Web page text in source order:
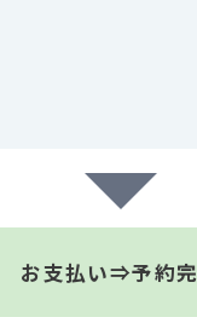
お支払い⇒予約